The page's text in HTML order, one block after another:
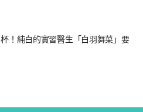
！純白的實習醫生「白羽舞菜」要